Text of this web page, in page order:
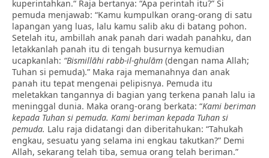
kuperintahkan.“ Raja bertanya: “Apa perintah itu?” Si
pemuda menjawab: “Kamu kumpulkan orang-orang di satu
lapangan yang luas, lalu kamu salib aku di batang pohon.
Setelah itu, ambillah anak panah dari wadah panahku, dan
letakkanlah panah itu di tengah busurnya kemudian
ucapkanlah: “Bismillāhi rabb-il-ghulām (dengan nama Allah;
Tuhan si pemuda).” Maka raja memanahnya dan anak
panah itu tepat mengenai pelipisnya. Pemuda itu
meletakkan tangannya di bagian yang terkena panah lalu ia
meninggal dunia. Maka orang-orang berkata: “Kami beriman
kepada Tuhan si pemuda. Kami beriman kepada Tuhan si
pemuda. Lalu raja didatangi dan diberitahukan: “Tahukah
engkau, sesuatu yang selama ini engkau takutkan?” Demi
Allah, sekarang telah tiba, semua orang telah beriman.”